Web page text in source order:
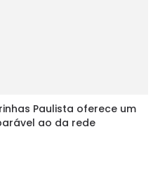
Paulista oferece um
ao da rede